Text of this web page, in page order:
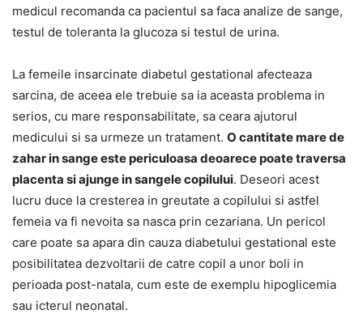
medicul recomanda ca pacientul sa faca analize de sange,
testul de toleranta la glucoza si testul de urina.
La femeile insarcinate diabetul gestational afecteaza
sarcina, de aceea ele trebuie sa ia aceasta problema in
serios, cu mare responsabilitate, sa ceara ajutorul
medicului si sa urmeze un tratament. O cantitate mare de
zahar in sange este periculoasa deoarece poate traversa
placenta si ajunge in sangele copilului. Deseori acest
lucru duce la cresterea in greutate a copilului si astfel
femeia va fi nevoita sa nasca prin cezariana. Un pericol
care poate sa apara din cauza diabetului gestational este
posibilitatea dezvoltarii de catre copil a unor boli in
perioada post-natala, cum este de exemplu hipoglicemia
sau icterul neonatal.